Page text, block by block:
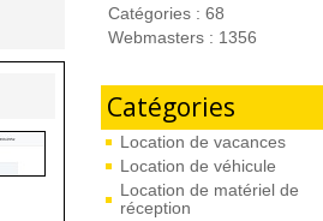
Catégories : 68
Webmasters : 1356
Catégories
Location de vacances
Location de véhicule
Location de matériel de
réception